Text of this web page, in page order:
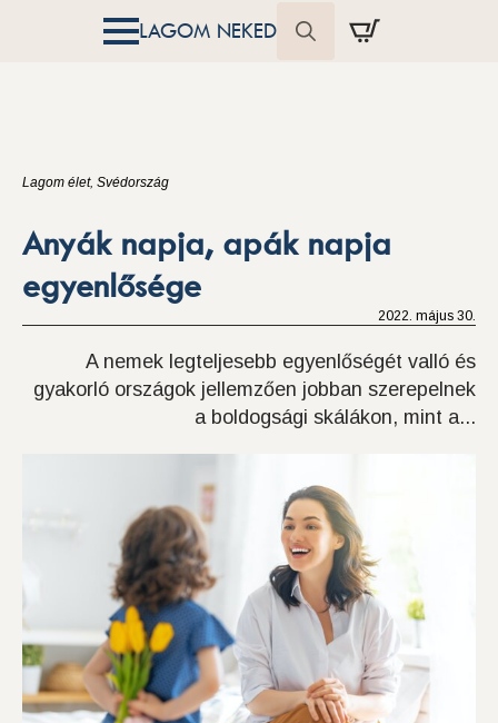
LAGOM NEKED
Lagom élet Svédország
Anyák napja, apák napja
egyenlősége
2022. május 30.
A nemek legteljesebb egyenlőségét valló és
gyakorló országok jellemzően jobban szerepelnek
a boldogsági skálákon, mint a...